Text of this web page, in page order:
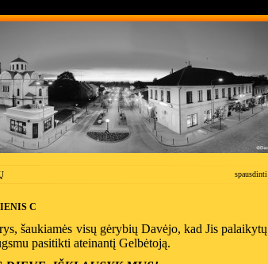
spausdinti
C
šaukiamės visų gėrybių Davėjo, kad Jis palaikytų
pasitikti ateinantį Gelbėtoją.